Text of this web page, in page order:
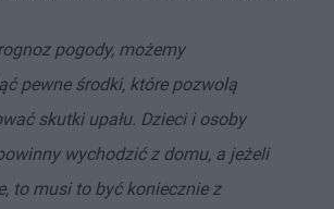
pogody, możemy
pewne środki, które pozwolą
skutki upału. Dzieci i osoby
wychodzić z domu, a jeżeli
to musi to być koniecznie z